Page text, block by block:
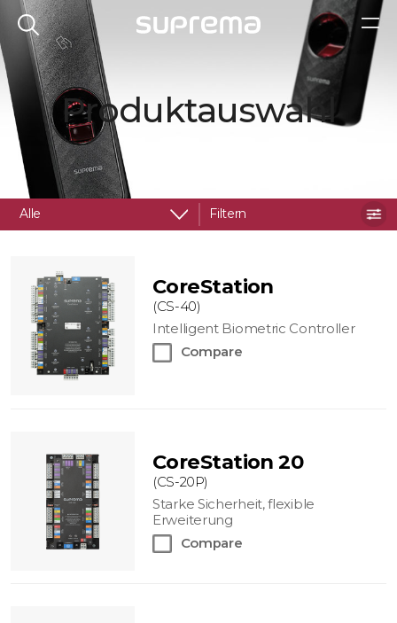
Produktauswahl
Alle Filtern
CoreStation
(CS-40)
Intelligent Biometric Controller
Compare
CoreStation 20
(CS-20P)
Starke Sicherheit, flexible
Erweiterung
Compare